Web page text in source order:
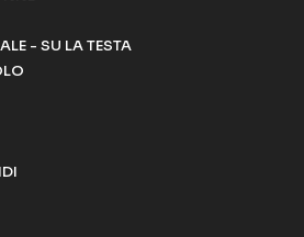
- SU LA TESTA